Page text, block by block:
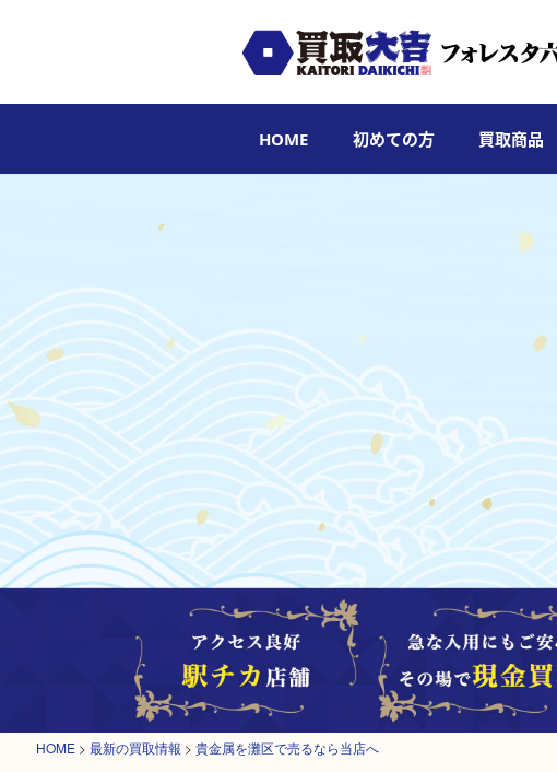
HOME 初めての方 買取商品
HOME > 最新の買取情報 > 貴金属を灘区で売るなら当店へ